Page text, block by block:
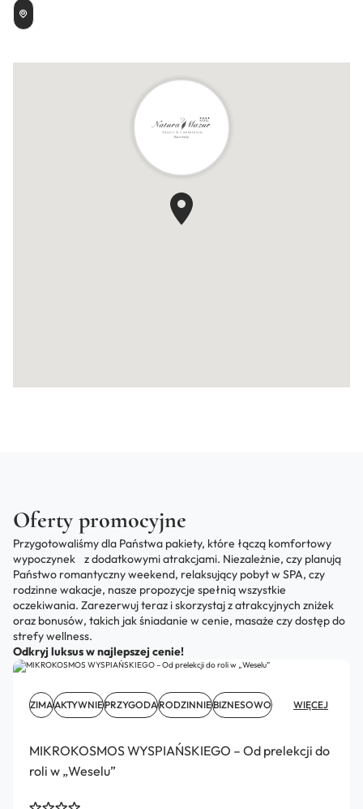
Oferty promocyjne
Przygotowaliśmy dla Państwa pakiety, które łączą komfortowy
wypoczynek z dodatkowymi atrakcjami. Niezależnie, czy planują
Państwo romantyczny weekend, relaksujący pobyt w SPA, czy
rodzinne wakacje, nasze propozycje spełnią wszystkie
oczekiwania. Zarezerwuj teraz i skorzystaj z atrakcyjnych zniżek
oraz bonusów, takich jak śniadanie w cenie, masaże czy dostęp do
strefy wellness.
Odkryj luksus w najlepszej cenie!
MIKROKOSMOS WYSPIAŃSKIEGO – Od prelekcji do
roli w „Weselu”
ZIMAAKTYWNIEPRZYGODARODZINNIEBIZNESOWO WIĘCEJ